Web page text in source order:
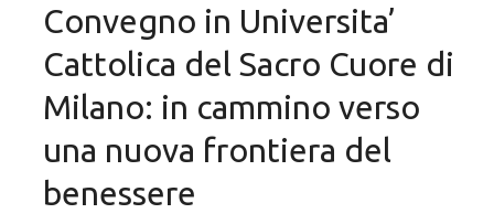
Convegno in Universita’
Cattolica del Sacro Cuore di
Milano: in cammino verso
una nuova frontiera del
benessere